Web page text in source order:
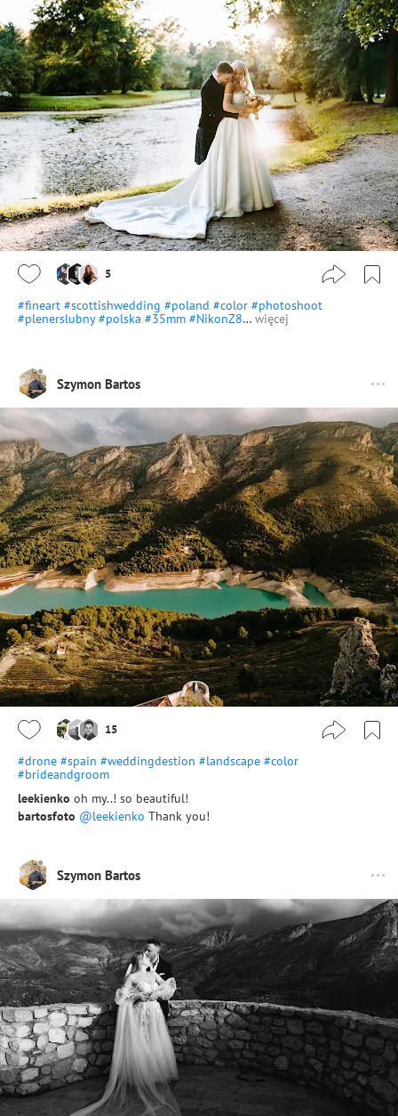
5
#fineart #scottishwedding #poland #color #photoshoot
#plenerslubny #polska #35mm #NikonZ8… więcej
Szymon Bartos
15
#drone #spain #weddingdestion #landscape #color
#brideandgroom
leekienko oh my..! so beautiful!
bartosfoto @leekienko Thank you!
Szymon Bartos